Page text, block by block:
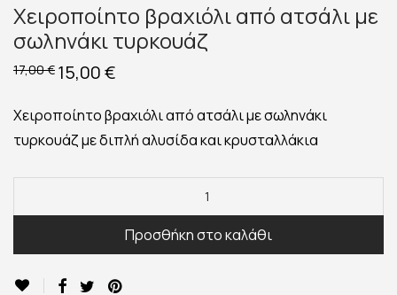
Χειροποίητο βραχιόλι από ατσάλι με
σωληνάκι τυρκουάζ
17,00€ Original
price
17,00 €.
15,00€
είναι:
15,00 €.
Χειροποίητο βραχιόλι από ατσάλι με σωληνάκι
τυρκουάζ με διπλή αλυσίδα και κρυσταλλάκια
Προσθήκη στο καλάθι